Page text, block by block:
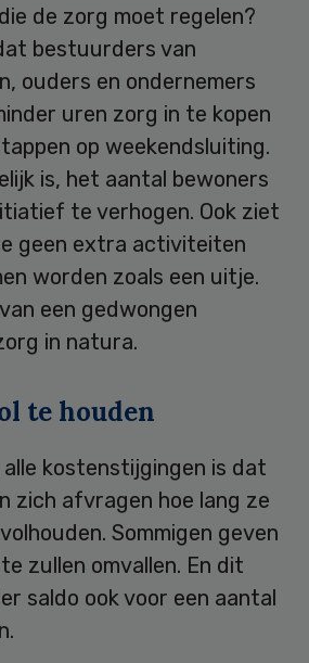
de zorg moet regelen?
bestuurders van
ouders en ondernemers
uren zorg in te kopen
op weekendsluiting.
is, het aantal bewoners
te verhogen. Ook ziet
geen extra activiteiten
worden zoals een uitje.
een gedwongen
in natura.
te houden
kostenstijgingen is dat
zich afvragen hoe lang ze
Sommigen geven
zullen omvallen. En dit
saldo ook voor een aantal